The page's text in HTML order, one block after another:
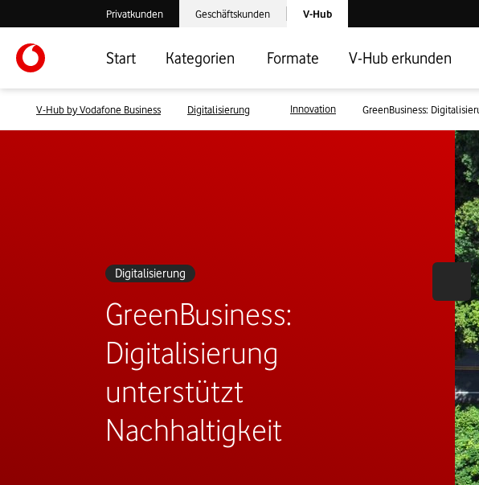
Verlassen der V-Hub Webseite: Zum Privatkundenbereich
Privatkunden Verlassen der V-Hub Webseite: Zum Geschäftskundenbereich
Geschäftskunden Laden der V-Hub Startseite
V-Hub
Start Kategorien Formate V-Hub erkunden
V-Hub by Vodafone Business Digitalisierung Innovation GreenBusiness:
Digitalisierung
GreenBusiness:
Digitalisierung
unterstützt
Nachhaltigkeit